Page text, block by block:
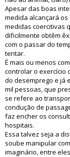
Apesar das boas
medida alcançará
medidas coercitivas
dificilmente obtêm
com o passar do
tentar.
É mais ou menos
controlar o exercício
do desemprego e já
mil pessoas, que
se refere ao
condução de
faz encher os
hospitais.
Essa talvez seja a
soube manipular
imaginário, entre